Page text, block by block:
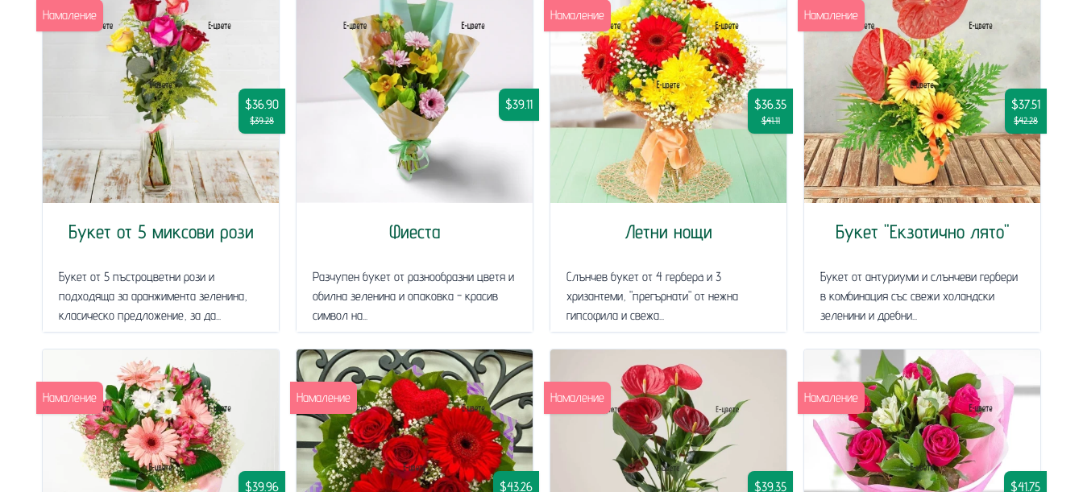
Букет от 5 миксови рози
$36.90
$39.28
Намаление
Букет от 5 пъстроцветни рози и
подходяща за аранжимента зеленина,
класическо предложение, за да...
Фиеста
$39.11
Разчупен букет от разнообразни цветя и
обилна зеленина и опаковка - красив
символ на...
Летни нощи
$36.35
$41.11
Намаление
Слънчев букет от 4 герберa и 3
хризантеми, "прегърнати" от нежна
гипсофила и свежа...
Букет "Екзотично лято"
$37.51
$42.28
Намаление
Букет от антуриуми и слънчеви гербери
в комбинация със свежи холандски
зеленини и дребни...
$39.96
Намаление
$43.26
Намаление
$39.35
Намаление
$41.75
Намаление